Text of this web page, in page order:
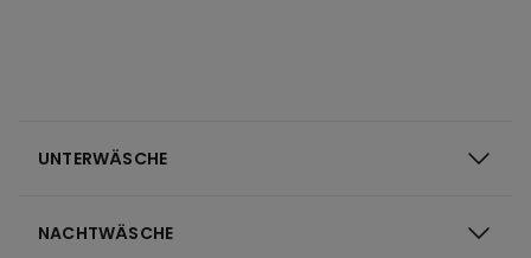
UNTERWÄSCHE
NACHTWÄSCHE